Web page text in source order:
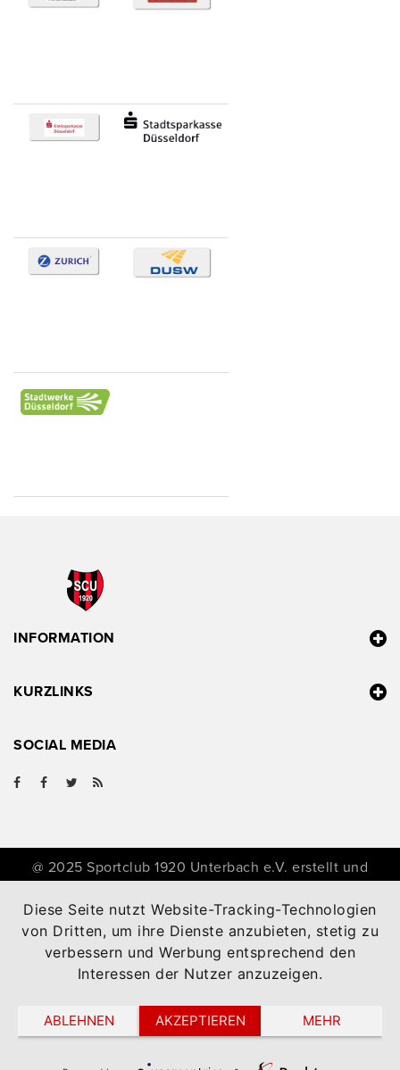
Diese Seite nutzt Website-Tracking-Technologien
von Dritten, um ihre Dienste anzubieten, stetig zu
verbessern und Werbung entsprechend den
Interessen der Nutzer anzuzeigen.
ABLEHNEN AKZEPTIEREN MEHR
INFORMATION
KURZLINKS
SOCIAL MEDIA
@ 2025 Sportclub 1920 Unterbach e.V. erstellt und